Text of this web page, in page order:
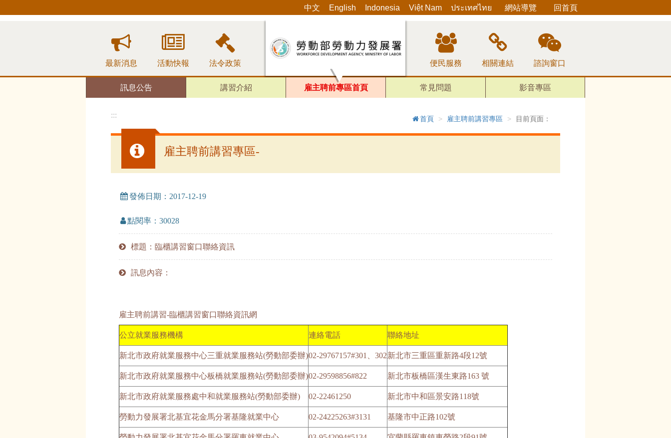
到
:::
中文 English Indonesia Việt Nam ประเทศไทย 網站導覽 回首頁
最新消息 活動快報 法令政策 便民服務 相關連結 諮詢窗口
訊息公告 講習介紹 雇主聘前專區首頁 常見問題 影音專區
::: 首頁 雇主聘前講習專區 目前頁面：
雇主聘前講習專區-
發佈日期：2017-12-19
點閱率：30028
標題：臨櫃講習窗口聯絡資訊
訊息內容：
雇主聘前講習-臨櫃講習窗口聯絡資訊網
公立就業服務機構 連絡電話 聯絡地址
新北市政府就業服務中心三重就業服務站(勞動部委辦)02-29767157#301、302新北市三重區重新路4段12號
新北市政府就業服務中心板橋就業服務站(勞動部委辦)02-29598856#822 新北市板橋區漢生東路163 號
新北市政府就業服務處中和就業服務站(勞動部委辦) 02-22461250 新北市中和區景安路118號
勞動力發展署北基宜花金馬分署基隆就業中心 02-24225263#3131 基隆市中正路102號